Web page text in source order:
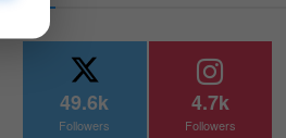
49.6k
Followers
4.7k
Followers